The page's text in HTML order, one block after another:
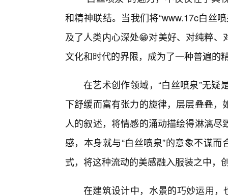
和精神联结。当我们将“www.17c白丝
及了人类内心深处😁对美好、对纯粹
文化和时代的界限，成为了一种普遍的
在艺术创作领域，“白丝喷泉”无
下舒缓而富有张力的旋律，层层叠叠
人的叙述，将情感的涌动描绘得淋漓
感，本身就与“白丝喷泉”的意象不谋
式，将这种流动的美感融入服装之中，
在建筑设计中，水景的巧妙运用，